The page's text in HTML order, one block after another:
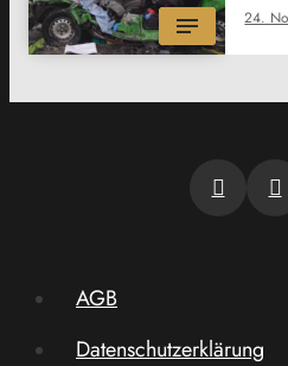
24.
AGB
Datenschutzerklärung